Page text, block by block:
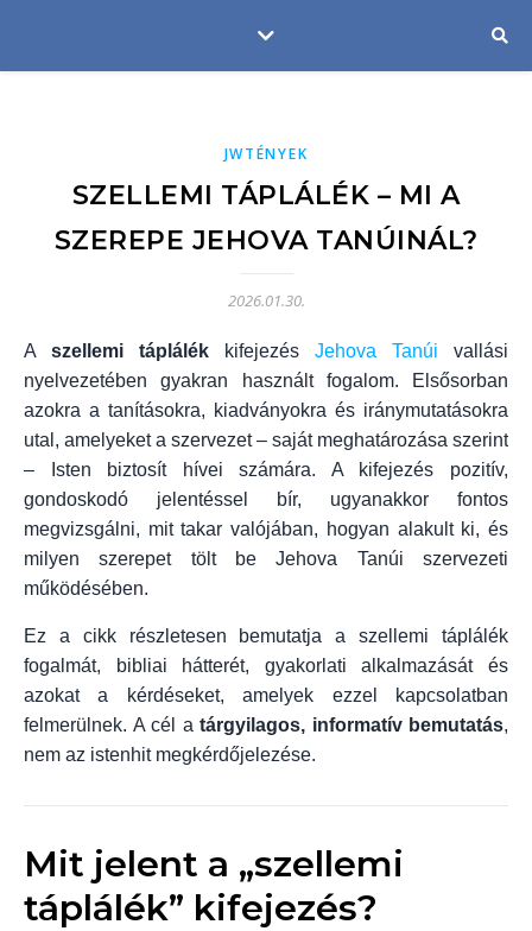
JWTÉNYEK
SZELLEMI TÁPLÁLÉK – MI A
SZEREPE JEHOVA TANÚINÁL?
2026.01.30.
szellemi táplálék kifejezés Jehova Tanúi vallási
nyelvezetében gyakran használt fogalom. Elsősorban
azokra a tanításokra, kiadványokra és iránymutatásokra
utal, amelyeket a szervezet – saját meghatározása szerint
– Isten biztosít hívei számára. A kifejezés pozitív,
gondoskodó jelentéssel bír, ugyanakkor fontos
megvizsgálni, mit takar valójában, hogyan alakult ki, és
milyen szerepet tölt be Jehova Tanúi szervezeti
működésében.
Ez a cikk részletesen bemutatja a szellemi táplálék
fogalmát, bibliai hátterét, gyakorlati alkalmazását és
azokat a kérdéseket, amelyek ezzel kapcsolatban
felmerülnek. A cél a tárgyilagos, informatív bemutatás,
nem az istenhit megkérdőjelezése.
Mit jelent a „szellemi
táplálék” kifejezés?